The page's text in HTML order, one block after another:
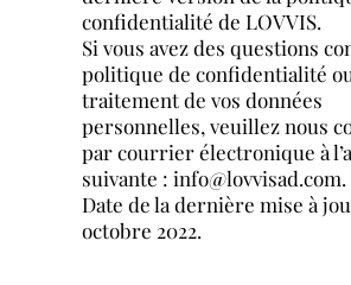
confidentialité de LOVVIS.
Si vous avez des questions
politique de confidentialité
traitement de vos données
personnelles, veuillez nous
par courrier électronique à
suivante : info@lovvisad.com.
Date de la dernière mise à
octobre 2022.